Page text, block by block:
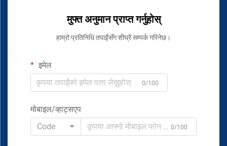
मुफ्त अनुमान प्राप्त गर्नुहोस्
हाम्रो प्रतिनिधि तपाईंसँग शीघ्रै सम्पर्क गरिनेछ।
इमेल
0/100
मोबाइल/व्हाट्सएप
Code
0/100